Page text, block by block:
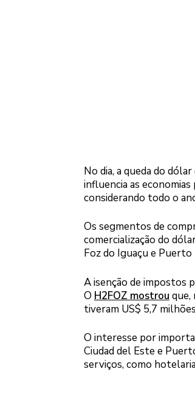
No dia, a queda do
influencia as
considerando todo o
Os segmentos de
comercialização do
Foz do Iguaçu e
A isenção de impostos
O H2FOZ mostrou que,
tiveram US$ 5,7
O interesse por
Ciudad del Este e
serviços, como